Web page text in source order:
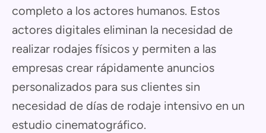
completo a los actores humanos. Estos
actores digitales eliminan la necesidad de
realizar rodajes físicos y permiten a las
empresas crear rápidamente anuncios
personalizados para sus clientes sin
necesidad de días de rodaje intensivo en un
estudio cinematográfico.